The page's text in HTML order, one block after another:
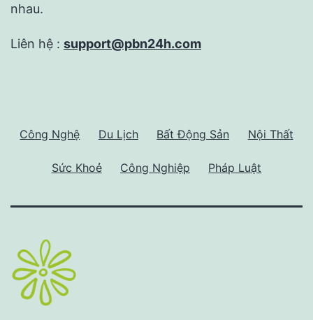
nhau.
Liên hệ : support@pbn24h.com
Công Nghệ Du Lịch Bất Động Sản Nội Thất
Sức Khoẻ Công Nghiệp Pháp Luật